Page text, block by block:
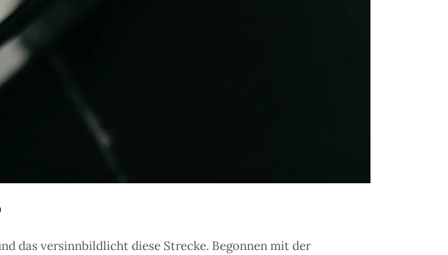
das versinnbildlicht diese Strecke. Begonnen mit der